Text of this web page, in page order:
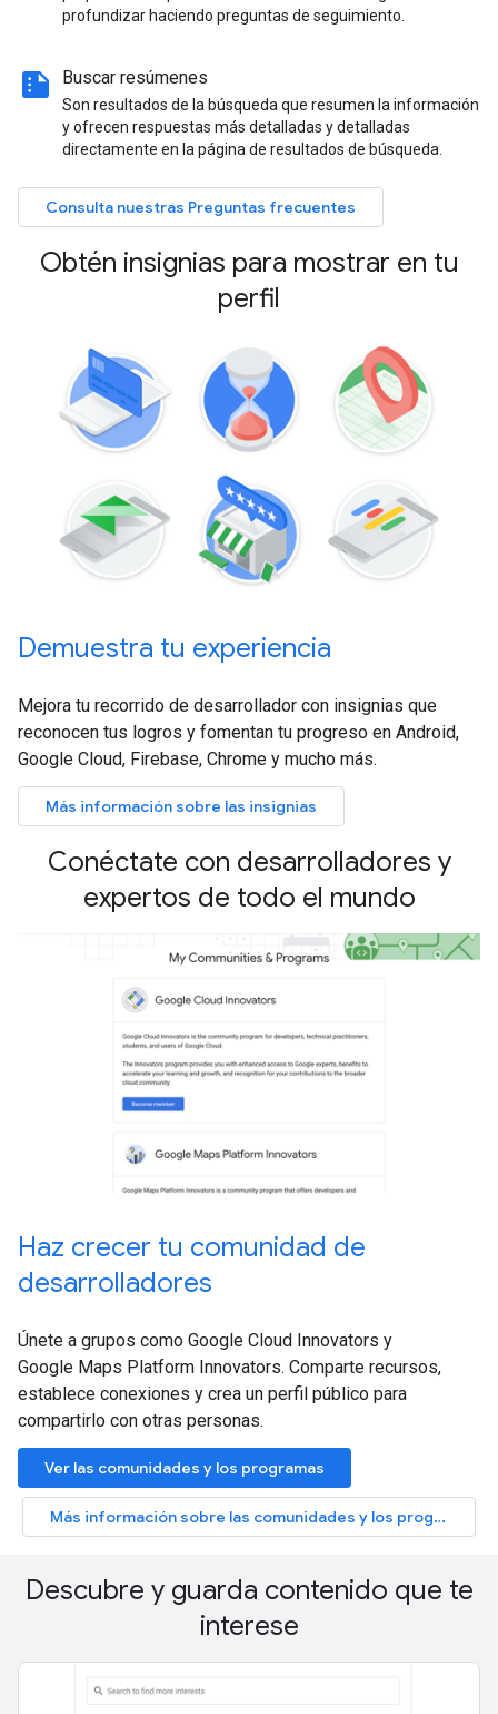
profundizar haciendo preguntas de seguimiento.
summarize Buscar resúmenes
Son resultados de la búsqueda que resumen la información
y ofrecen respuestas más detalladas y detalladas
directamente en la página de resultados de búsqueda.
Consulta nuestras Preguntas frecuentes
Obtén insignias para mostrar en tu
perfil
Demuestra tu experiencia
Mejora tu recorrido de desarrollador con insignias que
reconocen tus logros y fomentan tu progreso en Android,
Google Cloud, Firebase, Chrome y mucho más.
Más información sobre las insignias
Conéctate con desarrolladores y
expertos de todo el mundo
Haz crecer tu comunidad de
desarrolladores
Únete a grupos como Google Cloud Innovators y
Google Maps Platform Innovators. Comparte recursos,
establece conexiones y crea un perfil público para
compartirlo con otras personas.
Ver las comunidades y los programas
Más información sobre las comunidades y los programas
Descubre y guarda contenido que te
interese